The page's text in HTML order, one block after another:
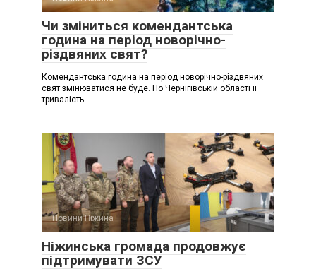
Чи зміниться комендантська
година на період новорічно-
різдвяних свят?
Комендантська година на період новорічно-різдвяних
свят змінюватися не буде. По Чернігівській області її
тривалість
Новини Ніжина
Ніжинська громада продовжує
підтримувати ЗСУ